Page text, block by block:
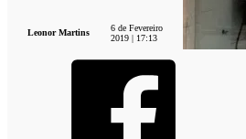
Leonor Martins
6 de Fevereiro
2019 | 17:13